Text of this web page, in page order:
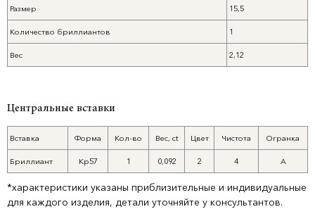
Размер 15,5
Количество бриллиантов 1
Вес 2,12
Центральные вставки
Вставка Форма Кол-во Вес, ct Цвет Чистота Огранка
Бриллиант Кр57 1 0,092 2 4 А
*характеристики указаны приблизительные и индивидуальные
для каждого изделия, детали уточняйте у консультантов.